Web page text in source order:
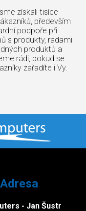
získali tisíce
především
podpoře při
s produkty, radami
produktů a
rádi, pokud se
zařadíte i Vy.
Adresa
- Jan Šustr